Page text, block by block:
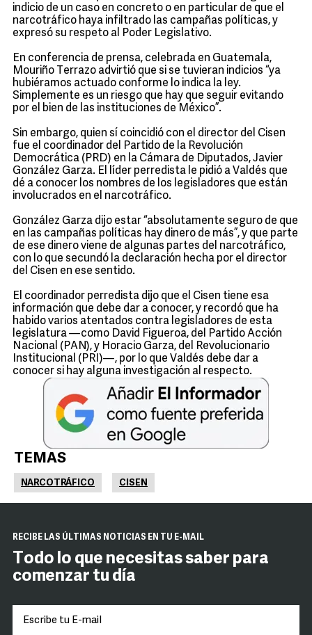
indicio de un caso en concreto o en particular de que el
narcotráfico haya infiltrado las campañas políticas, y
expresó su respeto al Poder Legislativo.
En conferencia de prensa, celebrada en Guatemala,
Mouriño Terrazo advirtió que si se tuvieran indicios “ya
hubiéramos actuado conforme lo indica la ley.
Simplemente es un riesgo que hay que seguir evitando
por el bien de las instituciones de México”.
Sin embargo, quien sí coincidió con el director del Cisen
fue el coordinador del Partido de la Revolución
Democrática (PRD) en la Cámara de Diputados, Javier
González Garza. El líder perredista le pidió a Valdés que
dé a conocer los nombres de los legisladores que están
involucrados en el narcotráfico.
González Garza dijo estar “absolutamente seguro de que
en las campañas políticas hay dinero de más”, y que parte
de ese dinero viene de algunas partes del narcotráfico,
con lo que secundó la declaración hecha por el director
del Cisen en ese sentido.
El coordinador perredista dijo que el Cisen tiene esa
información que debe dar a conocer, y recordó que ha
habido varios atentados contra legisladores de esta
legislatura —como David Figueroa, del Partido Acción
Nacional (PAN), y Horacio Garza, del Revolucionario
Institucional (PRI)—, por lo que Valdés debe dar a
conocer si hay alguna investigación al respecto.
TEMAS
NARCOTRÁFICO CISEN
RECIBE LAS ÚLTIMAS NOTICIAS EN TU E-MAIL
Todo lo que necesitas saber para
comenzar tu día